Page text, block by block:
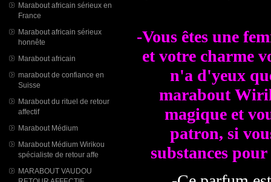
Marabout africain sérieux en
France
Marabout africain sérieux
honnête
Marabout africain
marabout de confiance en
Suisse
Marabout du rituel de retour
affectif
Marabout Médium
Marabout Médium Wirikou
spécialiste de retour affe
MARABOUT VAUDOU
-Vous êtes une
et votre charme
n'a d'yeux
marabout
magique et
patron, si
substances